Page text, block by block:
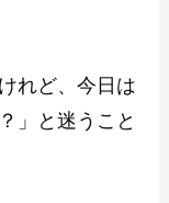
れど、今日は
」と迷うこと